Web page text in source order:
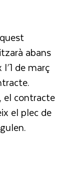
abans
de març
el contracte
el plec de